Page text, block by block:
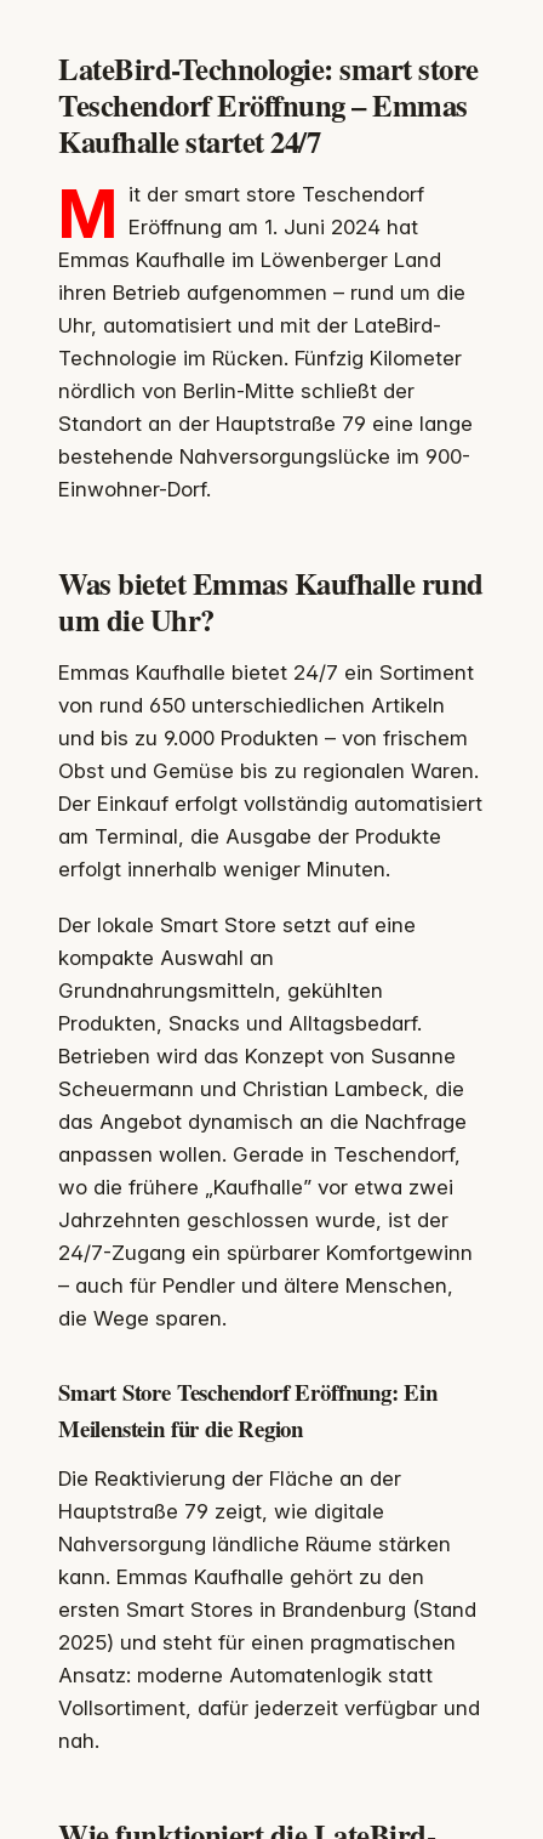
LateBird-Technologie: smart store
Teschendorf Eröffnung – Emmas
Kaufhalle startet 24/7
M
it der smart store Teschendorf
Eröffnung am 1. Juni 2024 hat
Emmas Kaufhalle im Löwenberger Land
ihren Betrieb aufgenommen – rund um die
Uhr, automatisiert und mit der LateBird-
Technologie im Rücken. Fünfzig Kilometer
nördlich von Berlin-Mitte schließt der
Standort an der Hauptstraße 79 eine lange
bestehende Nahversorgungslücke im 900-
Einwohner-Dorf.
Was bietet Emmas Kaufhalle rund
um die Uhr?
Emmas Kaufhalle bietet 24/7 ein Sortiment
von rund 650 unterschiedlichen Artikeln
und bis zu 9.000 Produkten – von frischem
Obst und Gemüse bis zu regionalen Waren.
Der Einkauf erfolgt vollständig automatisiert
am Terminal, die Ausgabe der Produkte
erfolgt innerhalb weniger Minuten.
Der lokale Smart Store setzt auf eine
kompakte Auswahl an
Grundnahrungsmitteln, gekühlten
Produkten, Snacks und Alltagsbedarf.
Betrieben wird das Konzept von Susanne
Scheuermann und Christian Lambeck, die
das Angebot dynamisch an die Nachfrage
anpassen wollen. Gerade in Teschendorf,
wo die frühere „Kaufhalle” vor etwa zwei
Jahrzehnten geschlossen wurde, ist der
24/7-Zugang ein spürbarer Komfortgewinn
– auch für Pendler und ältere Menschen,
die Wege sparen.
Smart Store Teschendorf Eröffnung: Ein
Meilenstein für die Region
Die Reaktivierung der Fläche an der
Hauptstraße 79 zeigt, wie digitale
Nahversorgung ländliche Räume stärken
kann. Emmas Kaufhalle gehört zu den
ersten Smart Stores in Brandenburg (Stand
2025) und steht für einen pragmatischen
Ansatz: moderne Automatenlogik statt
Vollsortiment, dafür jederzeit verfügbar und
nah.